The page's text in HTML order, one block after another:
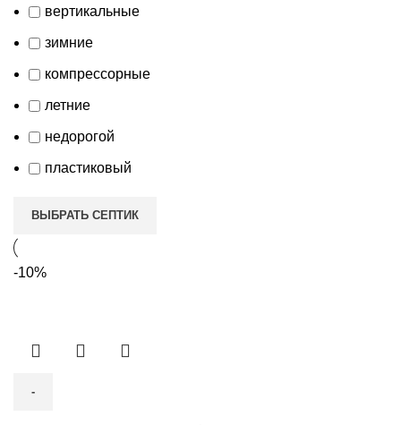
вертикальные
зимние
компрессорные
летние
недорогой
пластиковый
ВЫБРАТЬ СЕПТИК
-10%